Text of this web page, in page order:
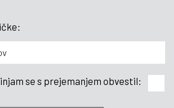
se s prejemanjem obvestil: